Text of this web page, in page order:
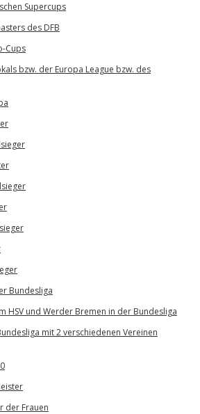
Supercups
des DFB
Cups
bzw. der Europa League bzw. des
Bundesliga
HSV und Werder Bremen in der Bundesliga
mit 2 verschiedenen Vereinen
der Frauen